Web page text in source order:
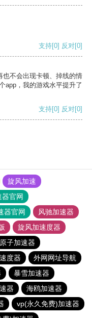
支持[0] 反对[0]
也不会出现卡顿、掉线的情
app，我的游戏水平提升了
支持[0] 反对[0]
旋风加速
器官网
器官网
风驰加速器
旋风加速度器
原子加速器
度器
外网网址导航
暴雪加速器
器
海鸥加速器
vp(永久免费)加速器